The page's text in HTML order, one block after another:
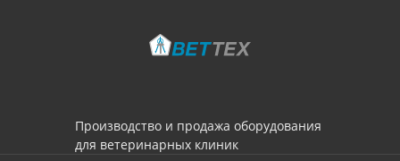
Производство и продажа оборудования
для ветеринарных клиник